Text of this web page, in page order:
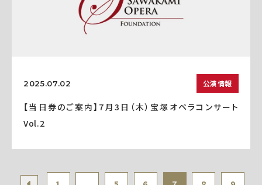
2025.07.02 公演情報
【当日券のご案内】7月3日（木）宝塚オペラコンサート
Vol.2